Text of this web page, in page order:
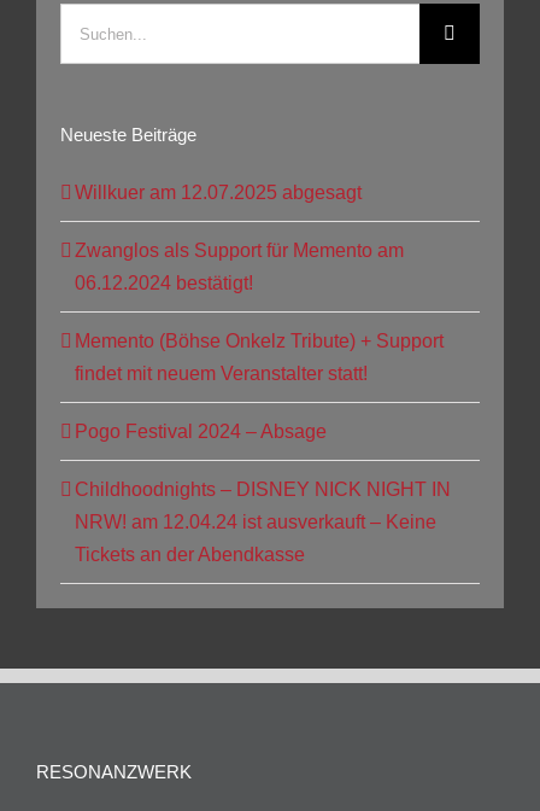
Neueste Beiträge
Willkuer am 12.07.2025 abgesagt
Zwanglos als Support für Memento am
06.12.2024 bestätigt!
Memento (Böhse Onkelz Tribute) + Support
findet mit neuem Veranstalter statt!
Pogo Festival 2024 – Absage
Childhoodnights – DISNEY NICK NIGHT IN
NRW! am 12.04.24 ist ausverkauft – Keine
Tickets an der Abendkasse
RESONANZWERK